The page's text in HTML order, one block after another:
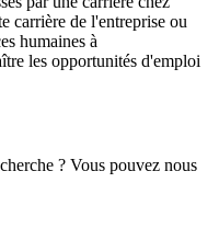
carrière de l'entreprise ou
humaines à
les opportunités d'emploi
? Vous pouvez nous